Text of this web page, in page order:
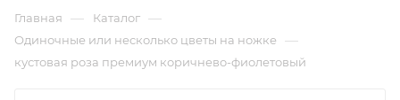
Главная — Каталог —
Одиночные или несколько цветы на ножке —
кустовая роза премиум коричнево-фиолетовый